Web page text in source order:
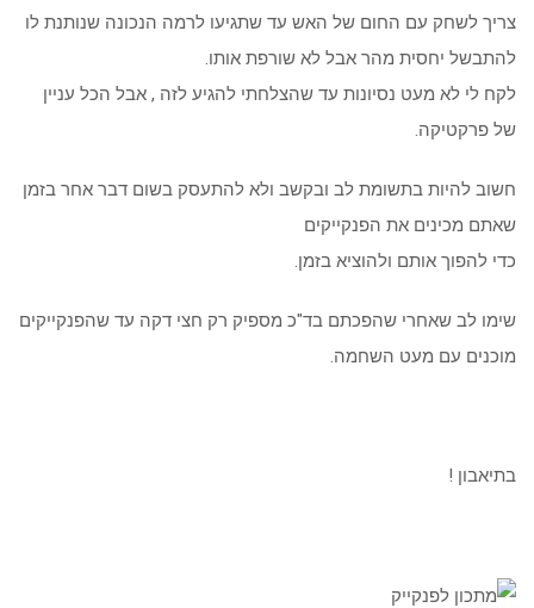
צריך לשחק עם החום של האש עד שתגיעו לרמה הנכונה שנותנת לו
להתבשל יחסית מהר אבל לא שורפת אותו.
לקח לי לא מעט נסיונות עד שהצלחתי להגיע לזה , אבל הכל עניין
של פרקטיקה.
חשוב להיות בתשומת לב ובקשב ולא להתעסק בשום דבר אחר בזמן
שאתם מכינים את הפנקייקים
כדי להפוך אותם ולהוציא בזמן.
שימו לב שאחרי שהפכתם בד"כ מספיק רק חצי דקה עד שהפנקייקים
מוכנים עם מעט השחמה.
בתיאבון !